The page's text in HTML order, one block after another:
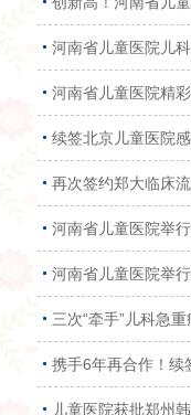
河南省儿童医院儿
河南省儿童医院精
续签北京儿童医院
再次签约郑大临床
河南省儿童医院举
河南省儿童医院举
三次“牵手”儿科急
携手6年再合作！续
儿童医院获批郑州